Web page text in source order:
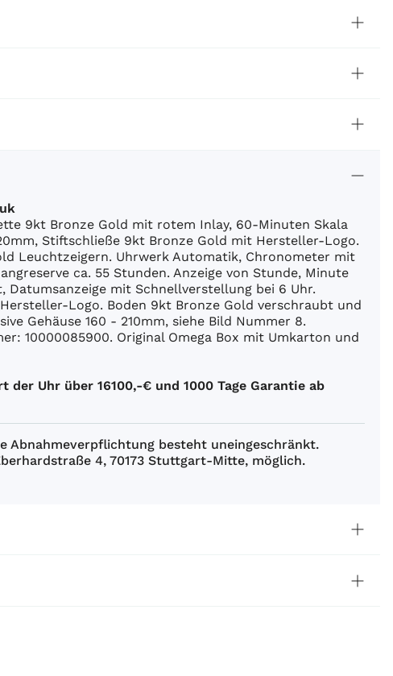
9kt Bronze Gold mit rotem Inlay, 60-Minuten Skala
Stiftschließe 9kt Bronze Gold mit Hersteller-Logo.
Leuchtzeigern. Uhrwerk Automatik, Chronometer mit
ca. 55 Stunden. Anzeige von Stunde, Minute
mit Schnellverstellung bei 6 Uhr.
Logo. Boden 9kt Bronze Gold verschraubt und
Gehäuse 160 - 210mm, siehe Bild Nummer 8.
10000085900. Original Omega Box mit Umkarton und
Uhr über 16100,-€ und 1000 Tage Garantie ab
Abnahmeverpflichtung besteht uneingeschränkt.
4, 70173 Stuttgart-Mitte, möglich.